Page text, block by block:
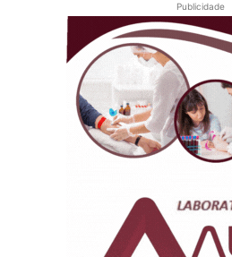
Publicidade